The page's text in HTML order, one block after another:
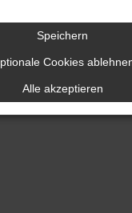
Mängel mehr
hohe Kompetenz
sicher.
Speichern
Cookies
Alle akzeptieren